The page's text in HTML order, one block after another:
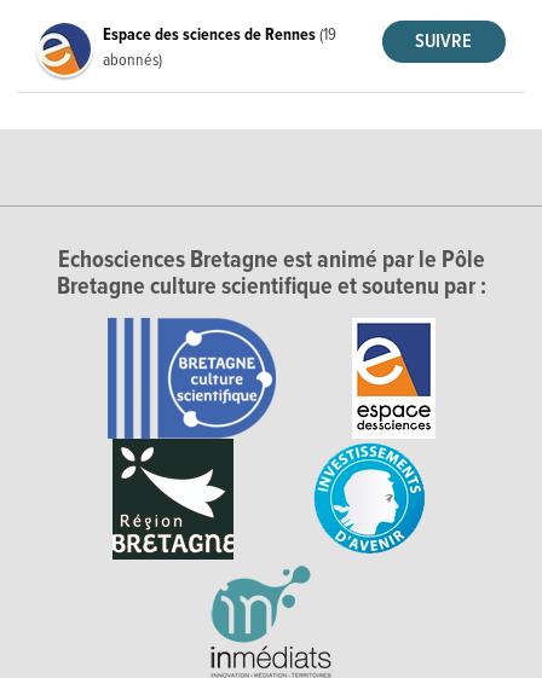
Espace des sciences de Rennes(19
abonnés)
Echosciences Bretagne est animé par le Pôle
Bretagne culture scientifique et soutenu par :